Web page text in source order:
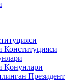
Конституцияси
Қонунлари
Президент